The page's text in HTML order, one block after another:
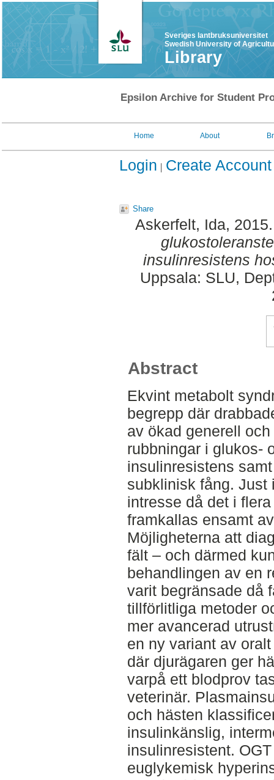
Sveriges lantbruksuniversitet
Swedish University of
Library
Epsilon Archive for Student
Home About
Login Create Account
Share
Askerfelt, Ida,
insulinresistens
Uppsala: SLU,
Abstract
Ekvint metabolt
begrepp där
av ökad generell
rubbningar i glukos-
insulinresistens
subklinisk fång. Just
intresse då det i
framkallas ensamt
Möjligheterna att
fält – och därmed
behandlingen av en
varit begränsade då
tillförlitliga metoder
mer avancerad
en ny variant av
där djurägaren ger
varpå ett blodprov
veterinär.
och hästen
insulinkänslig,
insulinresistent.
euglykemisk